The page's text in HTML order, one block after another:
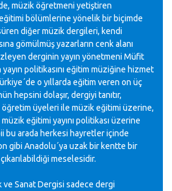
müzik öğretmeni yetiştiren
bölümlerine yönelik bir biçimde
diğer müzik dergileri, kendi
gömülmüş yazarların cenk alanı
derginin yayın yönetmeni Müfit
politikasını eğitim müziğine hizmet
o yıllarda eğitim veren on üç
hepsini dolaşır, dergiyi tanıtır,
üyeleri ile müzik eğitimi üzerine,
eğitimi yayını politikası üzerine
bu arada herkesi hayretler içinde
gibi Anadolu´ya uzak bir kentte bir
meselesidir.
Sanat Dergisi sadece dergi